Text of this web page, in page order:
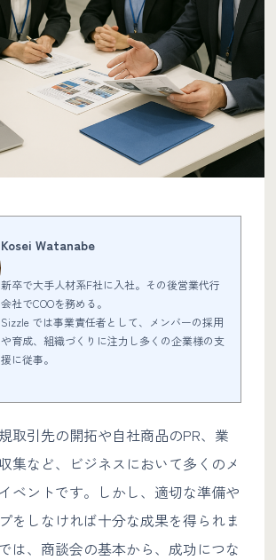
Kosei Watanabe
新卒で大手人材系F社に入社。その後営業代行
会社でCOOを務める。
Sizzle では事業責任者として、メンバーの採用
や育成、組織づくりに注力し多くの企業様の支
援に従事。
取引先の開拓や自社商品のPR、業
集など、ビジネスにおいて多くのメ
ベントです。しかし、適切な準備や
をしなければ十分な成果を得られま
は、商談会の基本から、成功につな